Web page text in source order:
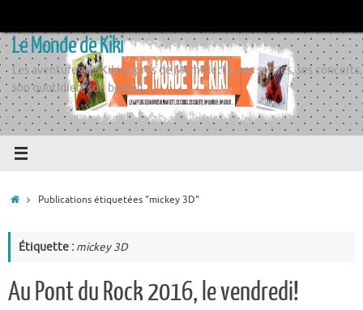
contenu
Le Monde de Kiki
Les aventures de Kiki auprès de Momiflette, ses sorties, ses concerts,
son quotidien, son boulot
AccueilPublications étiquetées "mickey 3D"
Étiquette : mickey 3D
Au Pont du Rock 2016, le vendredi!